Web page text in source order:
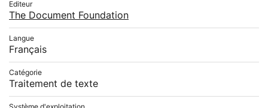
Editeur
The Document Foundation
Langue
Français
Catégorie
Traitement de texte